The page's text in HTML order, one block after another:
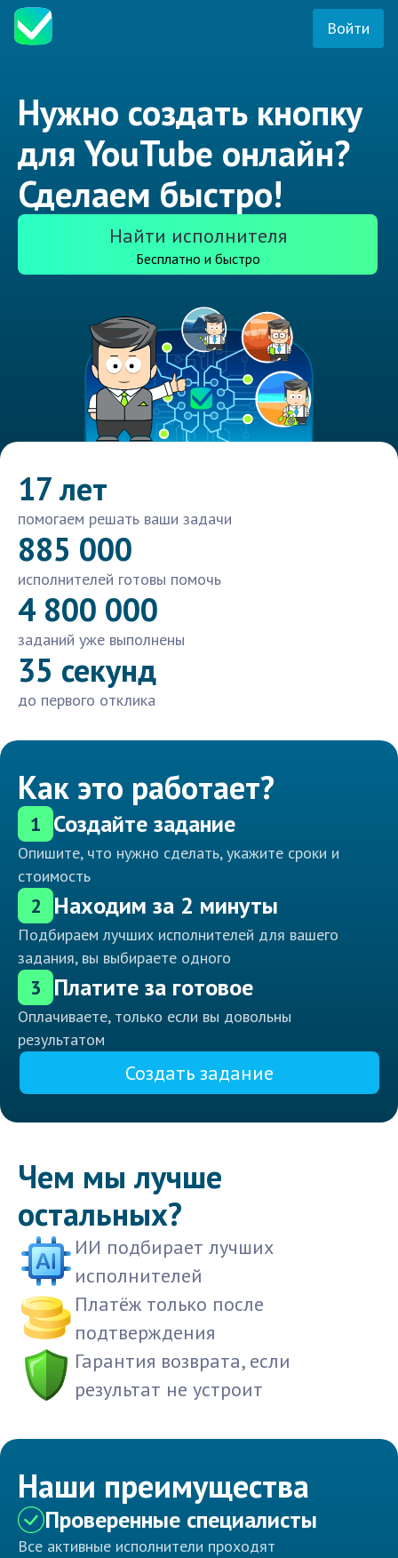
Войти
Нужно создать кнопку
для YouTube онлайн?
Сделаем быстро!
Найти исполнителя
Бесплатно и быстро
17 лет
помогаем решать ваши задачи
885 000
исполнителей готовы помочь
4 800 000
заданий уже выполнены
35 секунд
до первого отклика
Как это работает?
1 Создайте задание
Опишите, что нужно сделать, укажите сроки и
стоимость
2 Находим за 2 минуты
Подбираем лучших исполнителей для вашего
задания, вы выбираете одного
3 Платите за готовое
Оплачиваете, только если вы довольны
результатом
Создать задание
Чем мы лучше
остальных?
ИИ подбирает лучших
исполнителей
Платёж только после
подтверждения
Гарантия возврата, если
результат не устроит
Наши преимущества
Проверенные специалисты
Все активные исполнители проходят